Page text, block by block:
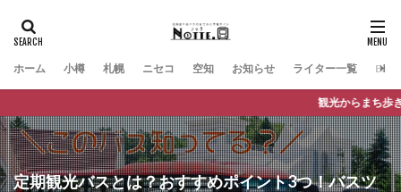
ホーム 小樽 札幌 ニセコ 空知 お知らせ ライター一覧
観光からまち歩きまで、バスに乗っておで
定期観光バスとは？おすすめポイント3つ！バスツ